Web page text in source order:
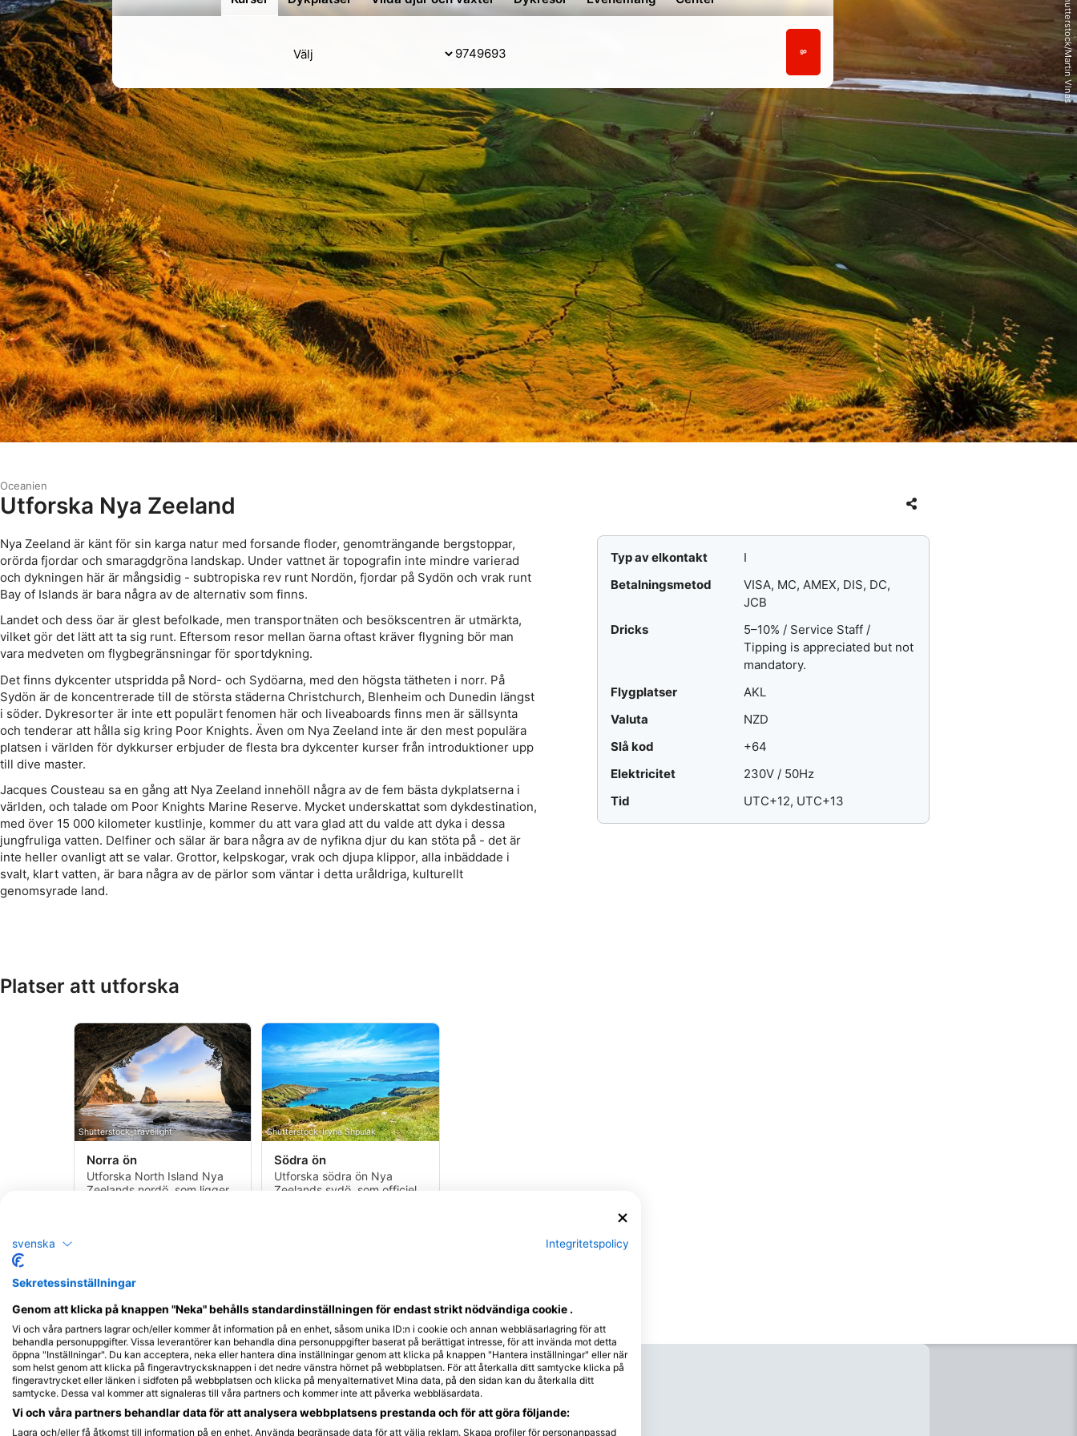
© Shutterstock/Martin Vlnas
Oceanien
Utforska Nya Zeeland
Nya Zeeland är känt för sin karga natur med forsande floder, genomträngande bergstoppar,
orörda fjordar och smaragdgröna landskap. Under vattnet är topografin inte mindre varierad
och dykningen här är mångsidig - subtropiska rev runt Nordön, fjordar på Sydön och vrak runt
Bay of Islands är bara några av de alternativ som finns.
Landet och dess öar är glest befolkade, men transportnäten och besökscentren är utmärkta,
vilket gör det lätt att ta sig runt. Eftersom resor mellan öarna oftast kräver flygning bör man
vara medveten om flygbegränsningar för sportdykning.
Det finns dykcenter utspridda på Nord- och Sydöarna, med den högsta tätheten i norr. På
Sydön är de koncentrerade till de största städerna Christchurch, Blenheim och Dunedin längst
i söder. Dykresorter är inte ett populärt fenomen här och liveaboards finns men är sällsynta
och tenderar att hålla sig kring Poor Knights. Även om Nya Zeeland inte är den mest populära
platsen i världen för dykkurser erbjuder de flesta bra dykcenter kurser från introduktioner upp
till dive master.
Jacques Cousteau sa en gång att Nya Zeeland innehöll några av de fem bästa dykplatserna i
världen, och talade om Poor Knights Marine Reserve. Mycket underskattat som dykdestination,
med över 15 000 kilometer kustlinje, kommer du att vara glad att du valde att dyka i dessa
jungfruliga vatten. Delfiner och sälar är bara några av de nyfikna djur du kan stöta på - det är
inte heller ovanligt att se valar. Grottor, kelpskogar, vrak och djupa klippor, alla inbäddade i
svalt, klart vatten, är bara några av de pärlor som väntar i detta uråldriga, kulturellt
genomsyrade land.
Typ av elkontakt
I
Betalningsmetod
VISA, MC, AMEX, DIS, DC,
JCB
Dricks
5–10% / Service Staff /
Tipping is appreciated but not
mandatory.
Flygplatser
AKL
Valuta
NZD
Slå kod
+64
Elektricitet
230V / 50Hz
Tid
UTC+12, UTC+13
Platser att utforska
Shutterstock-travellight
Norra ön
Utforska North Island Nya
Zeelands nordö, som ligger
Shutterstock-Iryna Shpulak
Södra ön
Utforska södra ön Nya
Zeelands sydö, som officiellt
Kommande Evenemang
Nybörjare
Kurser
Avancerad
Kurser
ProffsDykresor
svenska Integritetspolicy
Sekretessinställningar
Genom att klicka på knappen "Neka" behålls standardinställningen för endast strikt nödvändiga cookie .
Vi och våra partners lagrar och/eller kommer åt information på en enhet, såsom unika ID:n i cookie och annan webbläsarlagring för att
behandla personuppgifter. Vissa leverantörer kan behandla dina personuppgifter baserat på berättigat intresse, för att invända mot detta
öppna "Inställningar". Du kan acceptera, neka eller hantera dina inställningar genom att klicka på knappen "Hantera inställningar" eller när
som helst genom att klicka på fingeravtrycksknappen i det nedre vänstra hörnet på webbplatsen. För att återkalla ditt samtycke klicka på
fingeravtrycket eller länken i sidfoten på webbplatsen och klicka på menyalternativet Mina data, på den sidan kan du återkalla ditt
samtycke. Dessa val kommer att signaleras till våra partners och kommer inte att påverka webbläsardata.
Vi och våra partners behandlar data för att analysera webbplatsens prestanda och för att göra följande:
Lagra och/eller få åtkomst till information på en enhet. Använda begränsade data för att välja reklam. Skapa profiler för personanpassad